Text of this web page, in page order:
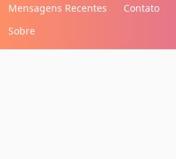
Mensagens Recentes
Contato
Sobre